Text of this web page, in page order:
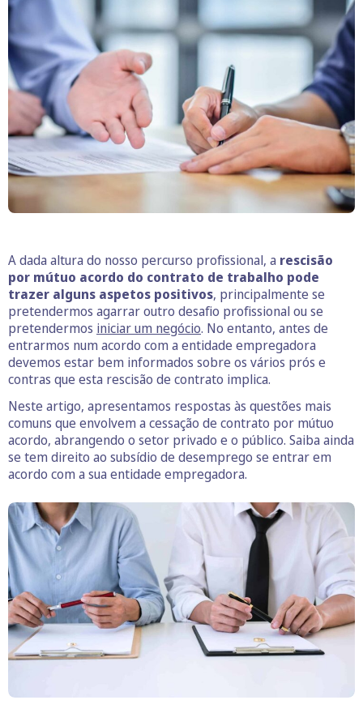
A dada altura do nosso percurso profissional, a rescisão
por mútuo acordo do contrato de trabalho pode
trazer alguns aspetos positivos, principalmente se
pretendermos agarrar outro desafio profissional ou se
pretendermos iniciar um negócio. No entanto, antes de
entrarmos num acordo com a entidade empregadora
devemos estar bem informados sobre os vários prós e
contras que esta rescisão de contrato implica.
Neste artigo, apresentamos respostas às questões mais
comuns que envolvem a cessação de contrato por mútuo
acordo, abrangendo o setor privado e o público. Saiba ainda
se tem direito ao subsídio de desemprego se entrar em
acordo com a sua entidade empregadora.